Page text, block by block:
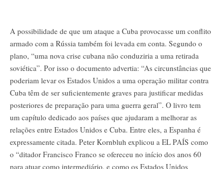
A possibilidade de que um ataque a Cuba provocasse um conflito
armado com a Rússia também foi levada em conta. Segundo o
plano, “uma nova crise cubana não conduziria a uma retirada
soviética”. Por isso o documento advertia: “As circunstâncias que
poderiam levar os Estados Unidos a uma operação militar contra
Cuba têm de ser suficientemente graves para justificar medidas
posteriores de preparação para uma guerra geral”. O livro tem
um capítulo dedicado aos países que ajudaram a melhorar as
relações entre Estados Unidos e Cuba. Entre eles, a Espanha é
expressamente citada. Peter Kornbluh explicou a EL PAÍS como
o “ditador Francisco Franco se ofereceu no início dos anos 60
para atuar como intermediário, e como os Estados Unidos